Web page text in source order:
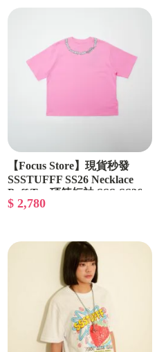
【Focus Store】現貨秒發
SSSTUFFF SS26 Necklace
Puff Tee 項鍊短袖 SSS-SS26-
TEE01
$ 2,780